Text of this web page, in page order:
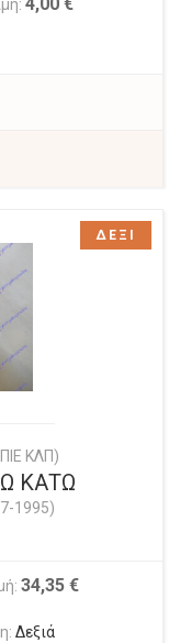
4,00 €
ΚΛΠ)
ΚΑΤΩ
1995)
34,35 €
Δεξιά
ΔΕΞΙ